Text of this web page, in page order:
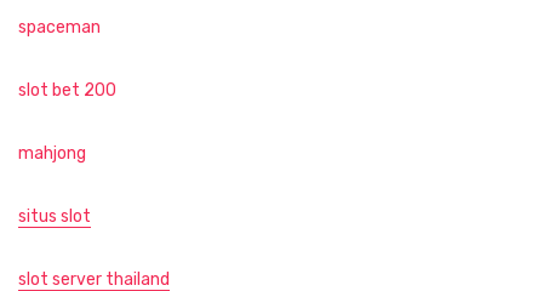
spaceman
slot bet 200
mahjong
situs slot
slot server thailand